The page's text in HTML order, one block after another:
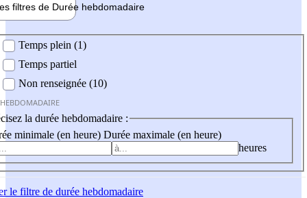
filtres de Durée hebdomadaire
Temps plein (1)
Temps partiel
Non renseignée (10)
la durée hebdomadaire :
minimale (en heure) Durée maximale (en heure)
heures
le filtre de durée hebdomadaire